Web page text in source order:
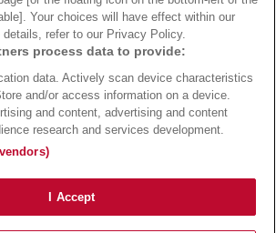
Webseite sind offiziell in Deutschland
Fussball Bundesliga Tipps
Verantwortung!
Your choices will have effect within our
details, refer to our Privacy Policy.
process data to provide:
data. Actively scan device characteristics
and/or access information on a device.
and content, advertising and content
research and services development.
I Accept